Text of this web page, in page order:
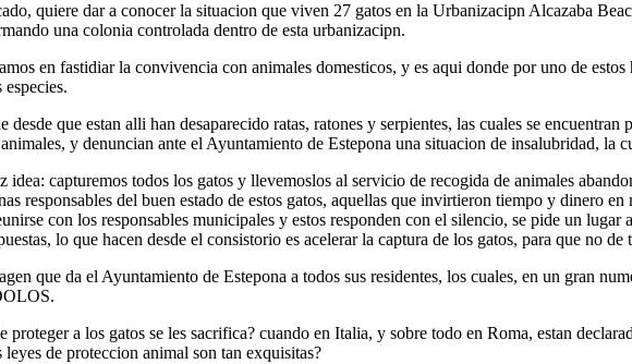
quiere dar a conocer la situacion que viven 27 gatos en la Urbanizacipn Alcazaba
una colonia controlada dentro de esta urbanizacipn.
en fastidiar la convivencia con animales domesticos, y es aqui donde por uno de
que estan alli han desaparecido ratas, ratones y serpientes, las cuales se
y denuncian ante el Ayuntamiento de Estepona una situacion de insalubridad, la
capturemos todos los gatos y llevemoslos al servicio de recogida de animales
responsables del buen estado de estos gatos, aquellas que invirtieron tiempo y dinero
con los responsables municipales y estos responden con el silencio, se pide un lugar
lo que hacen desde el consistorio es acelerar la captura de los gatos, para que no de
que da el Ayuntamiento de Estepona a todos sus residentes, los cuales, en un gran
a los gatos se les sacrifica? cuando en Italia, y sobre todo en Roma, estan
leyes de proteccion animal son tan exquisitas?